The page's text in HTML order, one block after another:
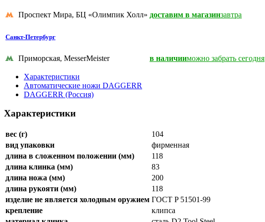
Проспект Мира, БЦ «Олимпик Холл» доставим в магазинзавтра
Санкт-Петербург
Приморская, MesserMeister в наличииможно забрать сегодня
Характеристики
Автоматические ножи DAGGERR
DAGGERR (Россия)
Характеристики
вес (г)
104
вид упаковки
фирменная
длина в сложенном положении (мм)
118
длина клинка (мм)
83
длина ножа (мм)
200
длина рукояти (мм)
118
изделие не является холодным оружием ГОСТ P 51501-99
крепление
клипса